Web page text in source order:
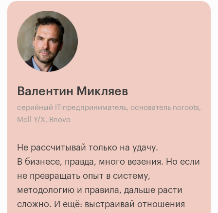
Валентин Микляев
серийный IT-предприниматель, основатель noroots,
Moll Y/X, Bnovo
Не рассчитывай только на удачу.
В бизнесе, правда, много везения. Но если
не превращать опыт в систему,
методологию и правила, дальше расти
сложно. И ещё: выстраивай отношения